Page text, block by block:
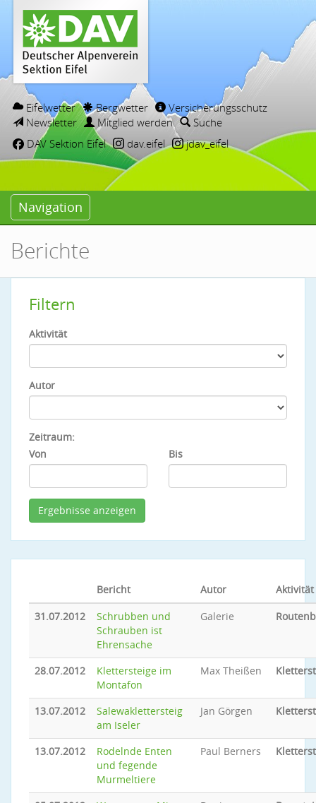
Eifelwetter Bergwetter
Versicherungsschutz
Newsletter
Mitglied werden
Suche
DAV Sektion Eifel
dav.eifel jdav_eifel
Navigation
Berichte
Filtern
Aktivität
Autor
Zeitraum:
Von
Bis
Bericht Autor
Aktivität
31.07.2012
Schrubben und
Schrauben ist
Ehrensache
Galerie
28.07.2012
Klettersteige im
Montafon
Max Theißen
13.07.2012
Salewaklettersteig
am Iseler
Jan Görgen
13.07.2012
Rodelnde Enten
und fegende
Murmeltiere
Paul Berners